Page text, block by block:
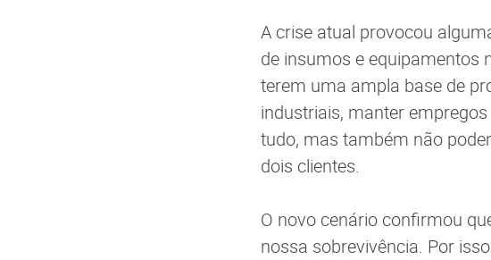
A crise atual provocou
de insumos e equipamentos
terem uma ampla base de
industriais, manter
tudo, mas também não
dois clientes.
O novo cenário confirmou
nossa sobrevivência. Por